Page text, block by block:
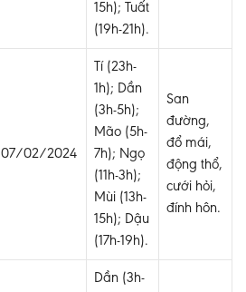
15h); Tuất
(19h-21h).
07/02/2024
Tí (23h-
1h); Dần
(3h-5h);
Mão (5h-
7h); Ngọ
(11h-3h);
Mùi (13h-
15h); Dậu
(17h-19h).
San
đường,
đổ mái,
động thổ,
cưới hỏi,
đính hôn.
Dần (3h-